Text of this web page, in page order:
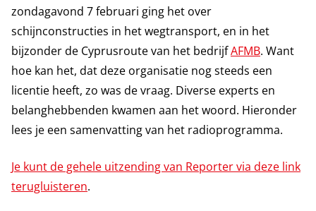
zondagavond 7 februari ging het over
schijnconstructies in het wegtransport, en in het
bijzonder de Cyprusroute van het bedrijfAFMB. Want
hoe kan het, dat deze organisatie nog steeds een
licentie heeft, zo was de vraag. Diverse experts en
belanghebbenden kwamen aan het woord. Hieronder
lees je een samenvatting van het radioprogramma.
Je kunt de gehele uitzending van Reporter via deze link
terugluisteren.